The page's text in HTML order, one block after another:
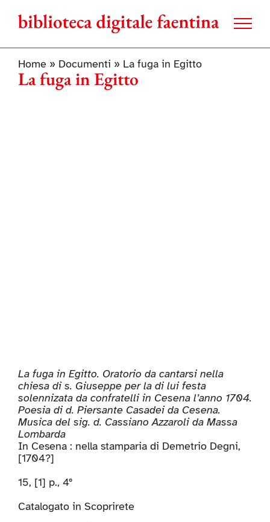
contenuto
Home» Documenti » La fuga in Egitto
La fuga in Egitto
La fuga in Egitto. Oratorio da cantarsi nella
chiesa di s. Giuseppe per la di lui festa
solennizata da confratelli in Cesena l’anno 1704.
Poesia di d. Piersante Casadei da Cesena.
Musica del sig. d. Cassiano Azzaroli da Massa
Lombarda
In Cesena : nella stamparia di Demetrio Degni,
[1704?]
15, [1] p., 4°
Catalogato in Scoprirete